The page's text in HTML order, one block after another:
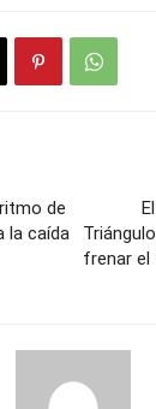
de
la caída
frenar el